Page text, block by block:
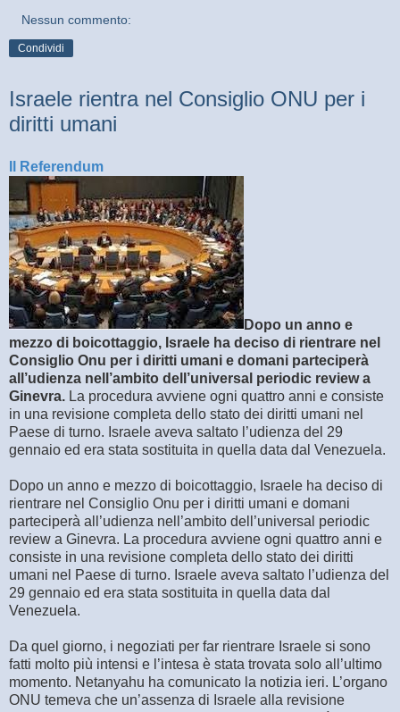
Nessun commento:
Condividi
Israele rientra nel Consiglio ONU per i
diritti umani
Il Referendum
Dopo un anno e
mezzo di boicottaggio, Israele ha deciso di rientrare nel
Consiglio Onu per i diritti umani e domani parteciperà
all’udienza nell’ambito dell’universal periodic review a
Ginevra. La procedura avviene ogni quattro anni e consiste
in una revisione completa dello stato dei diritti umani nel
Paese di turno. Israele aveva saltato l’udienza del 29
gennaio ed era stata sostituita in quella data dal Venezuela.
Dopo un anno e mezzo di boicottaggio, Israele ha deciso di
rientrare nel Consiglio Onu per i diritti umani e domani
parteciperà all’udienza nell’ambito dell’universal periodic
review a Ginevra. La procedura avviene ogni quattro anni e
consiste in una revisione completa dello stato dei diritti
umani nel Paese di turno. Israele aveva saltato l’udienza del
29 gennaio ed era stata sostituita in quella data dal
Venezuela.
Da quel giorno, i negoziati per far rientrare Israele si sono
fatti molto più intensi e l’intesa è stata trovata solo all’ultimo
momento. Netanyahu ha comunicato la notizia ieri. L’organo
ONU temeva che un’assenza di Israele alla revisione